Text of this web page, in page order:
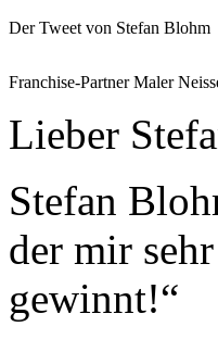
Der Tweet von Stefan Blohm
Franchise-Partner Maler
Lieber
Stefan
der mir
gewinnt!“